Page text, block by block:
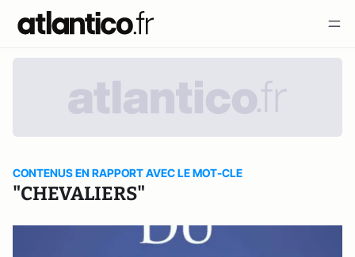
CONTENUS EN RAPPORT AVEC LE MOT-CLE
"CHEVALIERS"